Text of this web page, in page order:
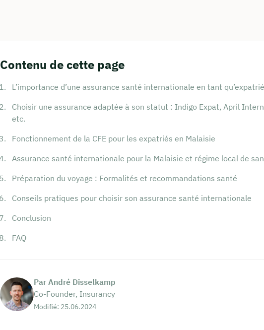
Contenu de cette page
L’importance d’une assurance santé internationale en tant qu’expatrié
Choisir une assurance adaptée à son statut : Indigo Expat, April
etc.
Fonctionnement de la CFE pour les expatriés en Malaisie
Assurance santé internationale pour la Malaisie et régime local de
Préparation du voyage : Formalités et recommandations santé
Conseils pratiques pour choisir son assurance santé internationale
Conclusion
FAQ
Par André Disselkamp
Co-Founder, Insurancy
Modifié: 25.06.2024